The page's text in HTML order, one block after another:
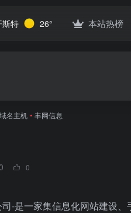
斯特 26° 本站热榜
域名主机 • 丰网信息
0
-是一家集信息化网站建设